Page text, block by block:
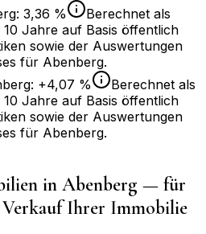
: 3,36 %
Berechnet als
Jahre auf Basis öffentlich
sowie der Auswertungen
für Abenberg.
: +4,07 %
Berechnet als
Jahre auf Basis öffentlich
sowie der Auswertungen
für Abenberg.
in Abenberg — für
Ihrer Immobilie